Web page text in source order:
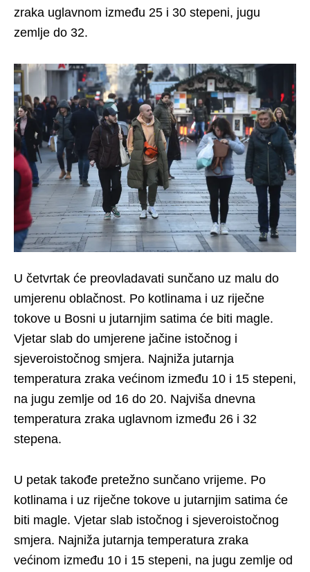
zraka uglavnom između 25 i 30 stepeni, jugu
zemlje do 32.
U četvrtak će preovladavati sunčano uz malu do
umjerenu oblačnost. Po kotlinama i uz riječne
tokove u Bosni u jutarnjim satima će biti magle.
Vjetar slab do umjerene jačine istočnog i
sjeveroistočnog smjera. Najniža jutarnja
temperatura zraka većinom između 10 i 15 stepeni,
na jugu zemlje od 16 do 20. Najviša dnevna
temperatura zraka uglavnom između 26 i 32
stepena.
U petak takođe pretežno sunčano vrijeme. Po
kotlinama i uz riječne tokove u jutarnjim satima će
biti magle. Vjetar slab istočnog i sjeveroistočnog
smjera. Najniža jutarnja temperatura zraka
većinom između 10 i 15 stepeni, na jugu zemlje od